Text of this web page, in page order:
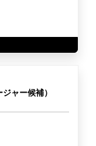
ャー候補）